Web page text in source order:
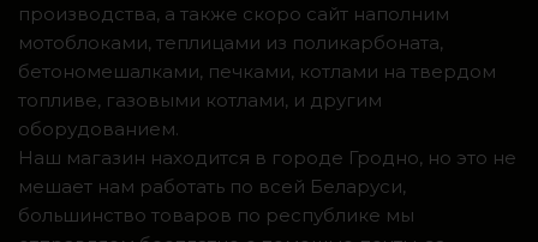
производства, а также скоро сайт наполним
мотоблоками, теплицами из поликарбоната,
бетономешалками, печками, котлами на твердом
топливе, газовыми котлами, и другим
оборудованием.
Наш магазин находится в городе Гродно, но это не
мешает нам работать по всей Беларуси,
большинство товаров по республике мы